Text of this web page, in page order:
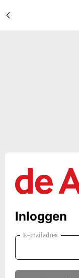
Inloggen
E-mailadres